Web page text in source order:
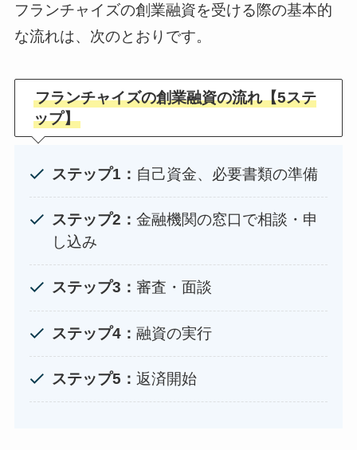
フランチャイズの創業融資を受ける際の基本的
な流れは、次のとおりです。
フランチャイズの創業融資の流れ【5ステ
ップ】
ステップ1： 自己資金、必要書類の準備
ステップ2： 金融機関の窓口で相談・申
し込み
ステップ3： 審査・面談
ステップ4： 融資の実行
ステップ5： 返済開始